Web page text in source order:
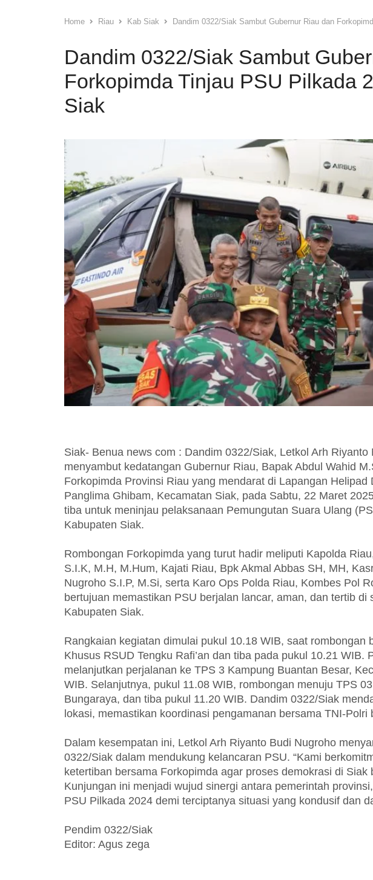
Home Riau Kab Siak Dandim 0322/Siak Sambut Gubernur Riau dan
Dandim 0322/Siak Sambut
Forkopimda Tinjau PSU Pilkada
Siak
Siak- Benua news com : Dandim 0322/Siak, Letkol Arh Riyanto
menyambut kedatangan Gubernur Riau, Bapak Abdul Wahid
Forkopimda Provinsi Riau yang mendarat di Lapangan Helipad
Panglima Ghibam, Kecamatan Siak, pada Sabtu, 22 Maret
tiba untuk meninjau pelaksanaan Pemungutan Suara Ulang
Kabupaten Siak.
Rombongan Forkopimda yang turut hadir meliputi Kapolda
S.I.K, M.H, M.Hum, Kajati Riau, Bpk Akmal Abbas SH, MH,
Nugroho S.I.P, M.Si, serta Karo Ops Polda Riau, Kombes Pol
bertujuan memastikan PSU berjalan lancar, aman, dan tertib di
Kabupaten Siak.
Rangkaian kegiatan dimulai pukul 10.18 WIB, saat rombongan
Khusus RSUD Tengku Rafi’an dan tiba pada pukul 10.21 WIB.
melanjutkan perjalanan ke TPS 3 Kampung Buantan Besar,
WIB. Selanjutnya, pukul 11.08 WIB, rombongan menuju TPS
Bungaraya, dan tiba pukul 11.20 WIB. Dandim 0322/Siak
lokasi, memastikan koordinasi pengamanan bersama TNI-Polri
Dalam kesempatan ini, Letkol Arh Riyanto Budi Nugroho
0322/Siak dalam mendukung kelancaran PSU. “Kami
ketertiban bersama Forkopimda agar proses demokrasi di Siak
Kunjungan ini menjadi wujud sinergi antara pemerintah
PSU Pilkada 2024 demi terciptanya situasi yang kondusif dan
Pendim 0322/Siak
Editor: Agus zega